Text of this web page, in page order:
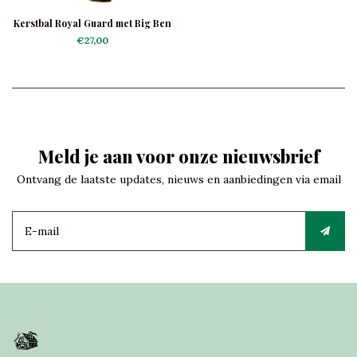
Kerstbal Royal Guard met Big Ben
€27,00
Meld je aan voor onze nieuwsbrief
Ontvang de laatste updates, nieuws en aanbiedingen via email